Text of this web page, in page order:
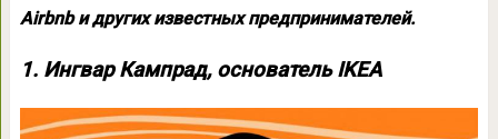
Airbnb и других известных предпринимателей.
1. Ингвар Кампрад, основатель IKEA